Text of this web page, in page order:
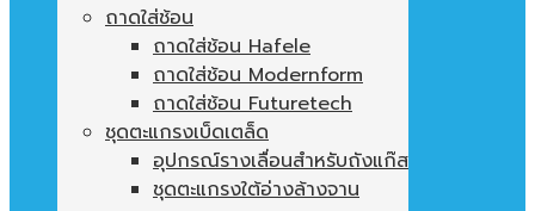
ถาดใส่ช้อน
ถาดใส่ช้อน Hafele
ถาดใส่ช้อน Modernform
ถาดใส่ช้อน Futuretech
ชุดตะแกรงเบ็ดเตล็ด
อุปกรณ์รางเลื่อนสำหรับถังแก๊ส
ชุดตะแกรงใต้อ่างล้างจาน